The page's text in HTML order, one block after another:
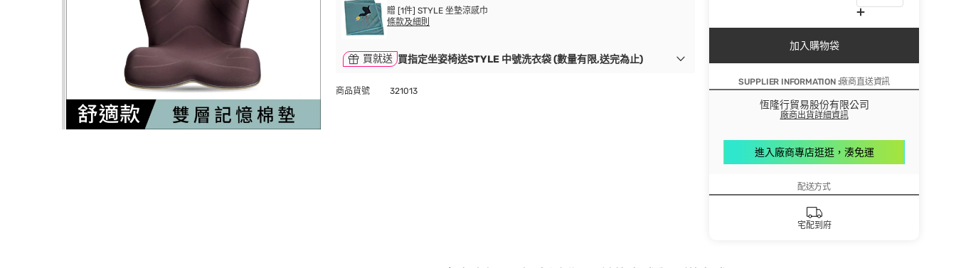
加入購物袋
SUPPLIER INFORMATION :廠商直送資訊
恆隆行貿易股份有限公司
廠商出貨詳細資訊
進入廠商專店逛逛，湊免運
配送方式
宅配到府
贈 [1件] STYLE 坐墊涼感巾
條款及細則
買就送 買指定坐姿椅送STYLE 中號洗衣袋 (數量有限,送完為止)
商品貨號 321013